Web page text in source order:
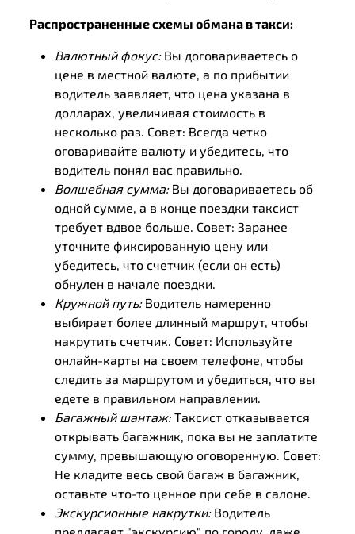
Распространенные схемы обмана в такси:
Валютный фокус:Вы договариваетесь о
цене в местной валюте, а по прибытии
водитель заявляет, что цена указана в
долларах, увеличивая стоимость в
несколько раз. Совет: Всегда четко
оговаривайте валюту и убедитесь, что
водитель понял вас правильно.
Волшебная сумма:Вы договариваетесь об
одной сумме, а в конце поездки таксист
требует вдвое больше. Совет: Заранее
уточните фиксированную цену или
убедитесь, что счетчик (если он есть)
обнулен в начале поездки.
Кружной путь:Водитель намеренно
выбирает более длинный маршрут, чтобы
накрутить счетчик. Совет: Используйте
онлайн-карты на своем телефоне, чтобы
следить за маршрутом и убедиться, что вы
едете в правильном направлении.
Багажный шантаж:Таксист отказывается
открывать багажник, пока вы не заплатите
сумму, превышающую оговоренную. Совет:
Не кладите весь свой багаж в багажник,
оставьте что-то ценное при себе в салоне.
Экскурсионные накрутки:Водитель